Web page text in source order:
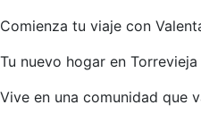
Comienza tu viaje con
Tu nuevo hogar en
Vive en una comunidad que